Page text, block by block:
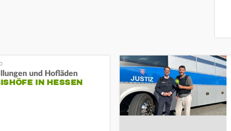
und Hofläden
IN HESSEN